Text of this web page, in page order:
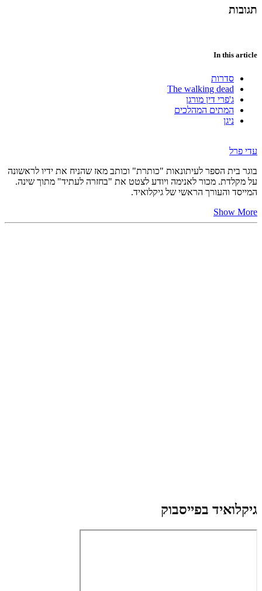
תגובות
In this article
סדרות
The walking dead
ג'פרי דין מורגן
המתים המהלכים
ניגן
עדי פרל
בוגר בית הספר לעיתונאות "כותרת" וכותב מאז שהניח את ידיו לראשונה
על מקלדת. מכור לאנימה ויודע לצטט את "בחזרה לעתיד" מתוך שינה.
המייסד והעורך הראשי של גיקלואיד.
Show More
גיקלואיד בפייסבוק